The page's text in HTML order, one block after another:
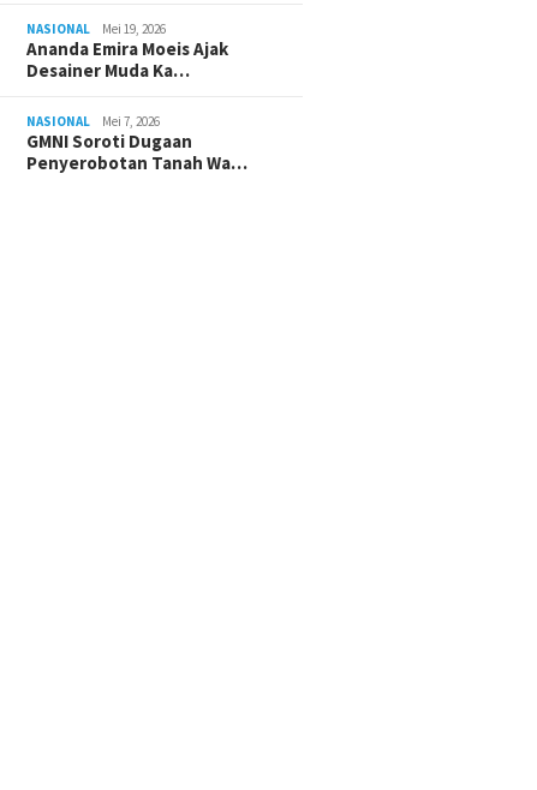
NASIONAL Mei 19, 2026
Ananda Emira Moeis Ajak
Desainer Muda Ka…
NASIONAL Mei 7, 2026
GMNI Soroti Dugaan
Penyerobotan Tanah Wa…